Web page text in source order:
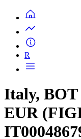
R
Italy, BOT
EUR